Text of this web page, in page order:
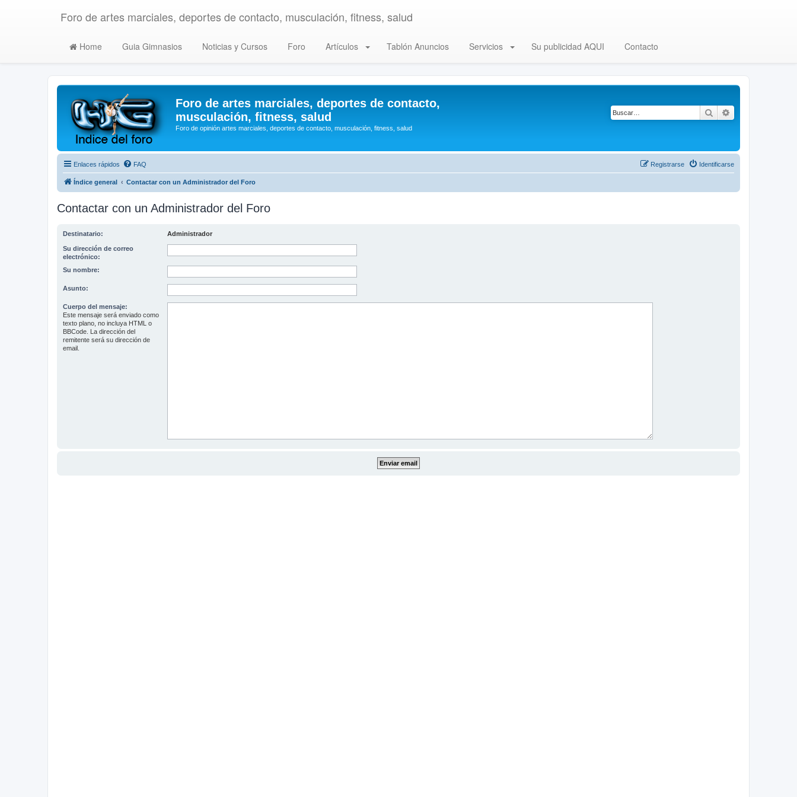
Foro de artes marciales, deportes de contacto, musculación, fitness, salud
Home Guia Gimnasios Noticias y Cursos Foro Artículos Tablón Anuncios Servicios Su publicidad AQUI Contacto
Foro de artes marciales, deportes de contacto,
musculación, fitness, salud
Foro de opinión artes marciales, deportes de contacto, musculación, fitness, salud
Buscar
Enlaces rápidos FAQ Identificarse
Registrarse
Índice general Contactar con un Administrador del Foro
Contactar con un Administrador del Foro
Destinatario: Administrador
Su dirección de correo
electrónico:
Su nombre:
Asunto:
Cuerpo del mensaje:
Este mensaje será enviado como
texto plano, no incluya HTML o
BBCode. La dirección del
remitente será su dirección de
email.